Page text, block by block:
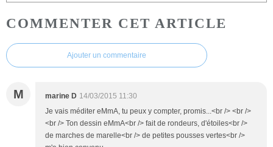
COMMENTER CET ARTICLE
Ajouter un commentaire
M marine D 14/03/2015 11:30
Je vais méditer eMmA, tu peux y compter, promis...<br /> <br />
<br /> Ton dessin eMmA<br /> fait de rondeurs, d'étoiles<br />
de marches de marelle<br /> de petites pousses vertes<br />